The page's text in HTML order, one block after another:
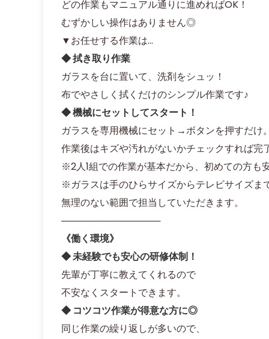
どの作業もマニュアル通りに進めればOK！
むずかしい操作はありません◎
▼お任せする作業は…
◆ 拭き取り作業
ガラスを台に置いて、洗剤をシュッ！
布でやさしく拭くだけのシンプル作業です♪
◆ 機械にセットしてスタート！
ガラスを専用機械にセット→ボタンを押すだけ。
作業後はキズや汚れがないかチェックすれば完
※2人1組での作業が基本だから、初めての方も安
※ガラスは手のひらサイズからテレビサイズまで
無理のない範囲で担当していただきます。
───────────────
《働く環境》
◆ 未経験でも安心の研修体制！
先輩が丁寧に教えてくれるので
不安なくスタートできます。
◆ コツコツ作業が得意な方に◎
同じ作業の繰り返しが多いので、